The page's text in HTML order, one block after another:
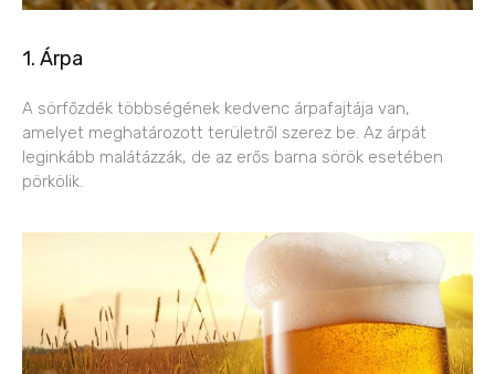
1. Árpa
A sörfőzdék többségének kedvenc árpafajtája van,
amelyet meghatározott területről szerez be. Az árpát
leginkább malátázzák, de az erős barna sörök esetében
pörkölik.